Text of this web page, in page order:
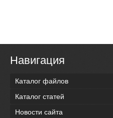
Навигация
Каталог файлов
Каталог статей
Новости сайта